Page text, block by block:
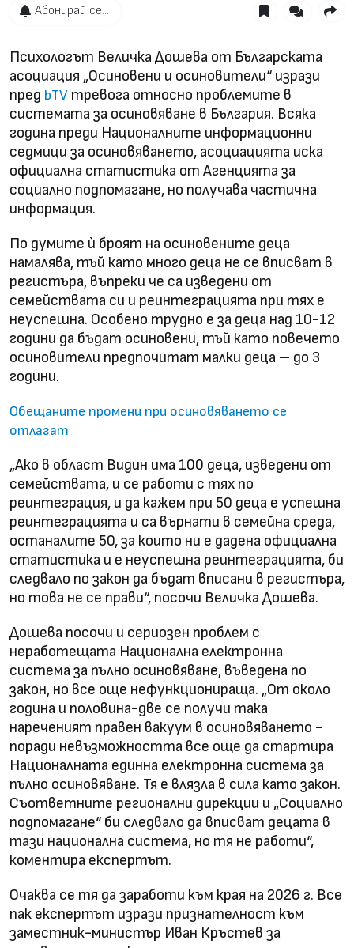
Абонирай се...
Психологът Величка Дошева от Българската
асоциация „Осиновени и осиновители“ изрази
пред bTV тревога относно проблемите в
системата за осиновяване в България. Всяка
година преди Националните информационни
седмици за осиновяването, асоциацията иска
официална статистика от Агенцията за
социално подпомагане, но получава частична
информация.
По думите ѝ броят на осиновените деца
намалява, тъй като много деца не се вписват в
регистъра, въпреки че са изведени от
семействата си и реинтеграцията при тях е
неуспешна. Особено трудно е за деца над 10-12
години да бъдат осиновени, тъй като повечето
осиновители предпочитат малки деца – до 3
години.
Обещаните промени при осиновяването се
отлагат
„Ако в област Видин има 100 деца, изведени от
семействата, и се работи с тях по
реинтеграция, и да кажем при 50 деца е успешна
реинтеграцията и са върнати в семейна среда,
останалите 50, за които ни е дадена официална
статистика и е неуспешна реинтеграцията, би
следвало по закон да бъдат вписани в регистъра,
но това не се прави“, посочи Величка Дошева.
Дошева посочи и сериозен проблем с
неработещата Национална електронна
система за пълно осиновяване, въведена по
закон, но все още нефункционираща. „От около
година и половина-две се получи така
нареченият правен вакуум в осиновяването -
поради невъзможността все още да стартира
Националната единна електронна система за
пълно осиновяване. Тя е влязла в сила като закон.
Съответните регионални дирекции и „Социално
подпомагане“ би следвало да вписват децата в
тази национална система, но тя не работи“,
коментира експертът.
Очаква се тя да заработи към края на 2026 г. Все
пак експертът изрази признателност към
заместник-министър Иван Кръстев за